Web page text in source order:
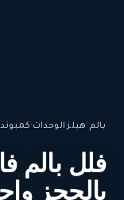
بالم هيلز·الوحدات·كمبوند
فلل بالم
بالحجز